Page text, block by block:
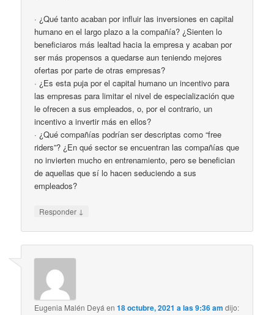
· ¿Qué tanto acaban por influir las inversiones en capital
humano en el largo plazo a la compañía? ¿Sienten lo
beneficiaros más lealtad hacia la empresa y acaban por
ser más propensos a quedarse aun teniendo mejores
ofertas por parte de otras empresas?
· ¿Es esta puja por el capital humano un incentivo para
las empresas para limitar el nivel de especialización que
le ofrecen a sus empleados, o, por el contrario, un
incentivo a invertir más en ellos?
· ¿Qué compañías podrían ser descriptas como “free
riders”? ¿En qué sector se encuentran las compañías que
no invierten mucho en entrenamiento, pero se benefician
de aquellas que sí lo hacen seduciendo a sus
empleados?
Responder ↓
Eugenia Malén Deyá en18 octubre, 2021 a las 9:36 am dijo: